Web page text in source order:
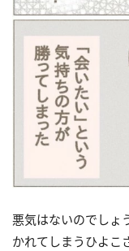
悪気はないのでしょ
かれてしまうひよこ